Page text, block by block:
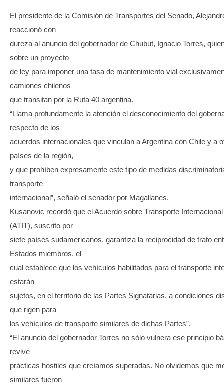
El presidente de la Comisión de Transportes del Senado,
reaccionó con
dureza al anuncio del gobernador de Chubut, Ignacio Torres,
sobre un proyecto
de ley para imponer una tasa de mantenimiento vial
camiones chilenos
que transitan por la Ruta 40 argentina.
“Llama profundamente la atención el desconocimiento del
respecto de los
acuerdos internacionales que vinculan a Argentina con Chile y a
países de la región,
y que prohíben expresamente este tipo de medidas
transporte
internacional”, señaló el senador por Magallanes.
Kusanovic recordó que el Acuerdo sobre Transporte
(ATIT), suscrito por
siete países sudamericanos, garantiza la reciprocidad de trato
Estados miembros, el
cual establece que los vehículos habilitados para el transporte
estarán
sujetos, en el territorio de las Partes Signatarias, a condiciones
que rigen para
los vehículos de transporte similares de dichas Partes”.
“El anuncio del gobernador Torres no sólo vulnera ese principio
revive
prácticas hostiles que creíamos superadas. No olvidemos que
similares fueron